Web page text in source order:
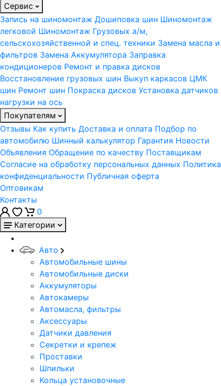
Сервис
Запись на шиномонтаж Дошиповка шин Шиномонтаж
легковой Шиномонтаж Грузовых а/м,
сельскохозяйственной и спец. техники Замена масла и
фильтров Замена Аккумулятора Заправка
кондиционеров Ремонт и правка дисков
Восстановление грузовых шин Выкуп каркасов ЦМК
шин Ремонт шин Покраска дисков Установка датчиков
нагрузки на ось
Покупателям
Отзывы Как купить Доставка и оплата Подбор по
автомобилю Шинный калькулятор Гарантия Новости
Объявления Обращение по качеству Поставщикам
Согласие на обработку персональных данных Политика
конфиденциальности Публичная оферта
Оптовикам
Контакты
0
Категории
Авто
Автомобильные шины
Автомобильные диски
Аккумуляторы
Автокамеры
Автомасла, фильтры
Аксессуары
Датчики давления
Секретки и крепеж
Проставки
Шпильки
Кольца установочные